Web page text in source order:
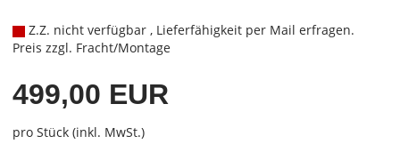
Z.Z. nicht verfügbar , Lieferfähigkeit per Mail erfragen.
Preis zzgl. Fracht/Montage
499,00 EUR
pro Stück (inkl. MwSt.)